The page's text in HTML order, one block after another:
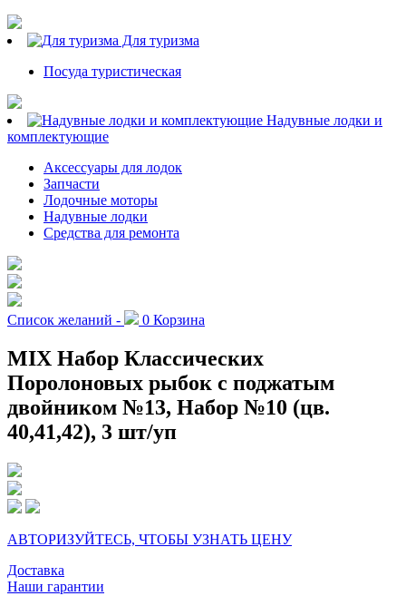
Для туризма
Посуда туристическая
Надувные лодки и
комплектующие
Аксессуары для лодок
Запчасти
Лодочные моторы
Надувные лодки
Средства для ремонта
Список желаний - 0 Корзина
MIX Набор Классических
Поролоновых рыбок с поджатым
двойником №13, Набор №10 (цв.
40,41,42), 3 шт/уп
АВТОРИЗУЙТЕСЬ, ЧТОБЫ УЗНАТЬ ЦЕНУ
Доставка
Наши гарантии